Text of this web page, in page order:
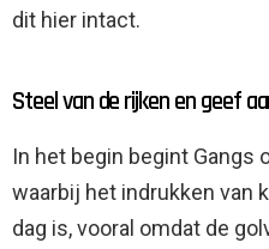
dit hier intact.
Steel van de rijken en geef
In het begin begint Gangs
waarbij het indrukken van
dag is, vooral omdat de